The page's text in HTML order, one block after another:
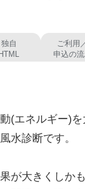
独自
ご利用
申込の
(エネルギー)
水診断です。
が大きくしか